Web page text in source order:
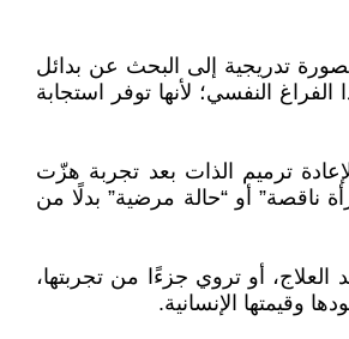
تدريجية إلى البحث عن بدائل
النفسي؛ لأنها توفر استجابة
ترميم الذات بعد تجربة هزّت
ناقصة” أو “حالة مرضية” بدلًا من
أو تروي جزءًا من تجربتها،
وقيمتها الإنسانية.